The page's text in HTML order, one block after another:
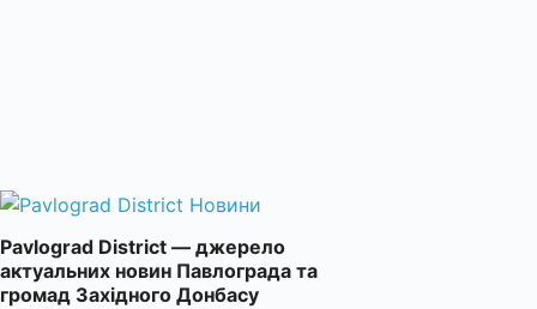
Pavlograd District — джерело
актуальних новин Павлограда та
громад Західного Донбасу